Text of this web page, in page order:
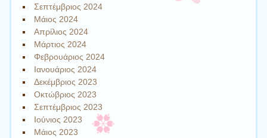
Σεπτέμβριος 2024
Μάιος 2024
Απρίλιος 2024
Μάρτιος 2024
Φεβρουάριος 2024
Ιανουάριος 2024
Δεκέμβριος 2023
Οκτώβριος 2023
Σεπτέμβριος 2023
Ιούνιος 2023
Μάιος 2023